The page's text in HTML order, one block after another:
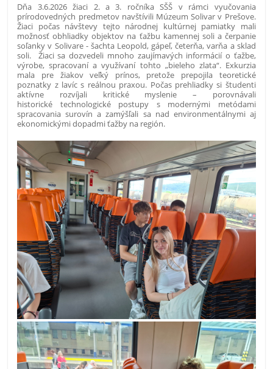
Dňa 3.6.2026 žiaci 2. a 3. ročníka SŠŠ v rámci vyučovania
prírodovedných predmetov navštívili Múzeum Solivar v Prešove.
Žiaci počas návštevy tejto národnej kultúrnej pamiatky mali
možnosť obhliadky objektov na ťažbu kamennej soli a čerpanie
soľanky v Solivare - šachta Leopold, gápeľ, četerňa, varňa a sklad
soli. Žiaci sa dozvedeli mnoho zaujímavých informácií o ťažbe,
výrobe, spracovaní a využívaní tohto „bieleho zlata“. Exkurzia
mala pre žiakov veľký prínos, pretože prepojila teoretické
poznatky z lavíc s reálnou praxou. Počas prehliadky si študenti
aktívne rozvíjali kritické myslenie – porovnávali
historické technologické postupy s modernými metódami
spracovania surovín a zamýšľali sa nad environmentálnymi aj
ekonomickými dopadmi ťažby na región.